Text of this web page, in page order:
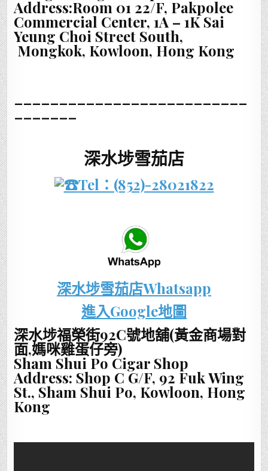
Address:Room 01 22/F, Pakpolee
Commercial Center, 1A – 1K Sai
Yeung Choi Street South,
Mongkok, Kowloon, Hong Kong
_______
深水埗雪茄店
Tel：(852)-28021822
深水埗雪茄店Whatsapp
進入Google地圖
深水埗福榮街92C號地舖(黃金商場對
面,媽咪雞蛋仔旁)
Sham Shui Po Cigar Shop
Address: Shop C G/F, 92 Fuk Wing
St., Sham Shui Po, Kowloon, Hong
Kong